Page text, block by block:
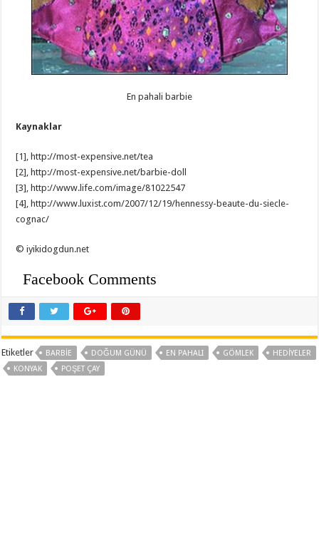
En pahali barbie
Kaynaklar
[1], http://most-expensive.net/tea
[2], http://most-expensive.net/barbie-doll
[3], http://www.life.com/image/81022547
[4], http://www.luxist.com/2007/12/19/hennessy-beaute-du-siecle-
cognac/
© iyikidogdun.net
Facebook Comments
Etiketler BARBIE DOĞUM GÜNÜ EN PAHALI GÖMLEK
HEDIYELER
KONYAK
POŞET ÇAY